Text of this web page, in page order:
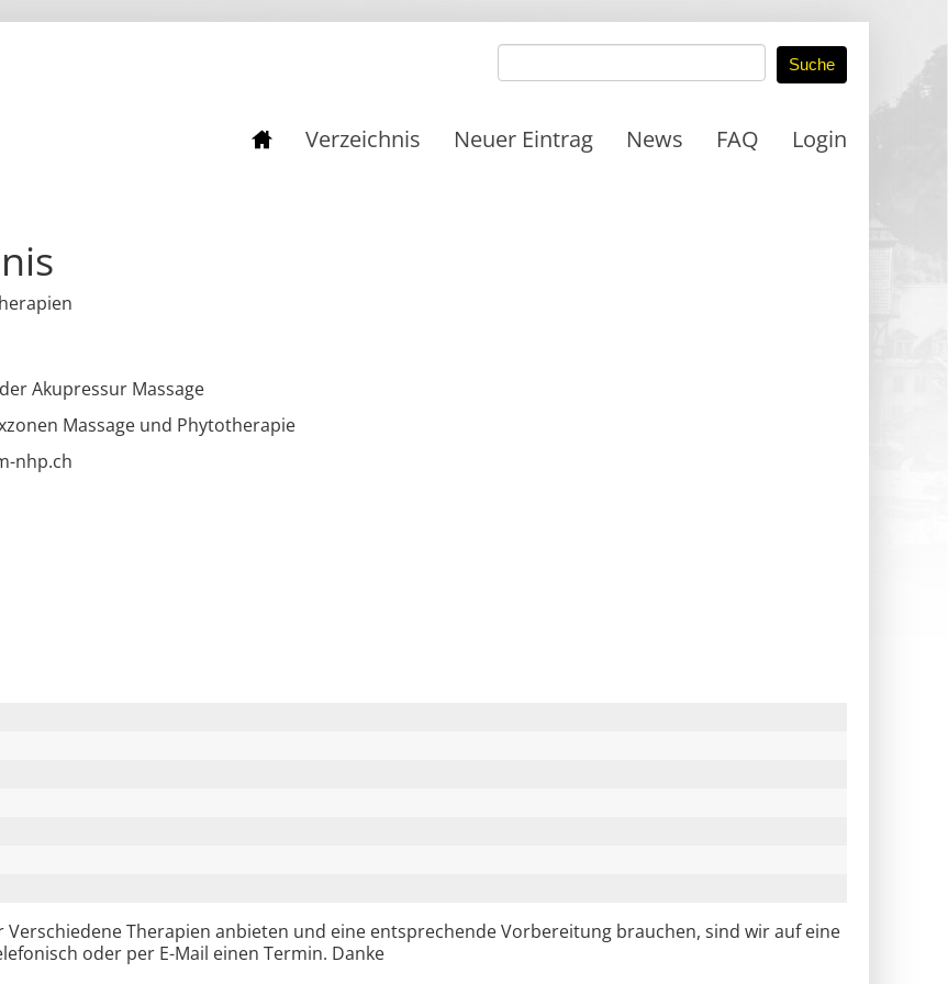
Login
FAQ
News
Neuer Eintrag
Verzeichnis
Akupressur Massage
Massage und Phytotherapie
nhp.ch
Verschiedene Therapien anbieten und eine entsprechende Vorbereitung brauchen, sind wir auf eine
oder per E-Mail einen Termin. Danke